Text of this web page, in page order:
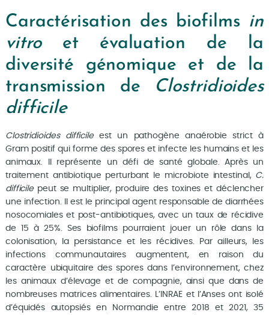
Caractérisation des biofilms in
vitro et évaluation de la
diversité génomique et de la
transmission de
Clostridioides
difficile
Clostridioides difficileest un pathogène anaérobie strict à
Gram positif qui forme des spores et infecte les humains et les
animaux. Il représente un défi de santé globale. Après un
traitement antibiotique perturbant le microbiote intestinal, C.
difficilepeut se multiplier, produire des toxines et déclencher
une infection. Il est le principal agent responsable de diarrhées
nosocomiales et post-antibiotiques, avec un taux de récidive
de 15 à 25%. Ses biofilms pourraient jouer un rôle dans la
colonisation, la persistance et les récidives. Par ailleurs, les
infections communautaires augmentent, en raison du
caractère ubiquitaire des spores dans l’environnement, chez
les animaux d’élevage et de compagnie, ainsi que dans de
nombreuses matrices alimentaires. L’INRAE et l’Anses ont isolé
d’équidés autopsiés en Normandie entre 2018 et 2021, 35